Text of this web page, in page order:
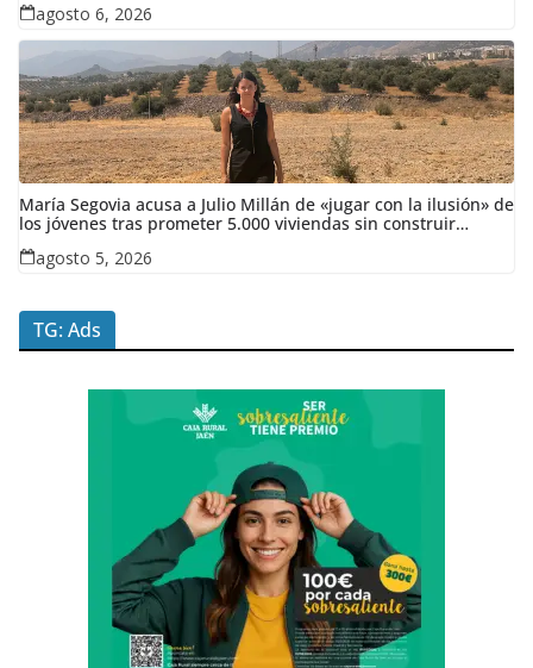
agosto 6, 2026
María Segovia acusa a Julio Millán de «jugar con la ilusión» de
los jóvenes tras prometer 5.000 viviendas sin construir
ninguna en siete años
agosto 5, 2026
TG: Ads